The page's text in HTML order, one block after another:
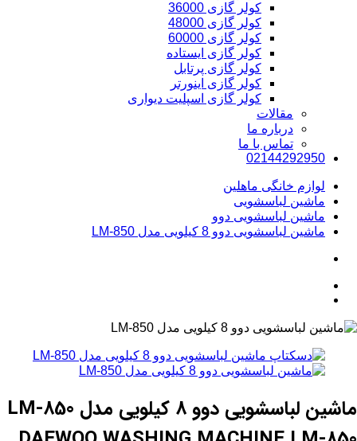
کولر گازی 36000
کولر گازی 48000
کولر گازی 60000
کولر گازی ایستاده
کولر گازی پرتابل
کولر گازی اینورتر
کولر گازی اسپلیت دیواری
مقالات
درباره ما
تماس با ما
02144292950
لوازم خانگی ماهلین
ماشین لباسشویی
ماشین لباسشویی دوو
ماشین لباسشویی دوو 8 کیلویی مدل LM-850
ماشین لباسشویی دوو 8 کیلویی مدل LM-850